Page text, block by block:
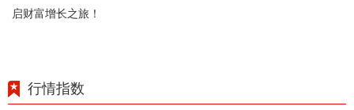
启财富增长之旅！
行情指数